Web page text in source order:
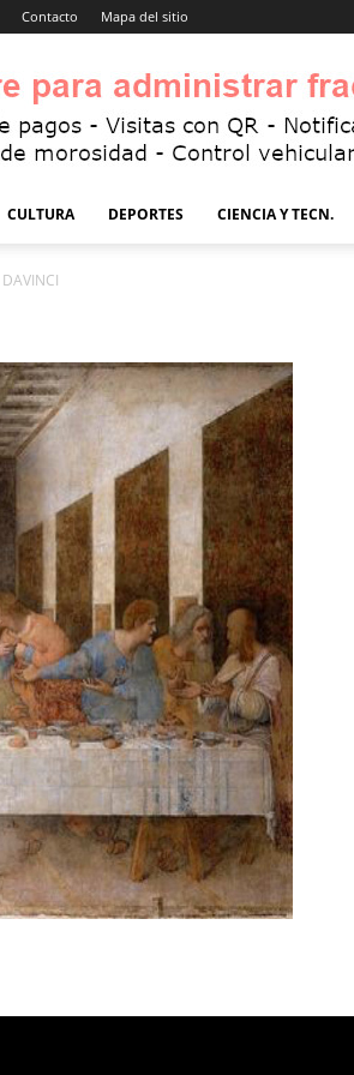
Contacto Mapa del sitio
CULTURA DEPORTES CIENCIA Y TECN.
DAVINCI